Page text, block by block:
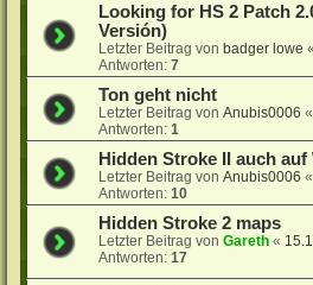
Looking for HS 2 Patch
Versión)
Letzter Beitrag vonbadger lowe
Antworten:7
Ton geht nicht
Letzter Beitrag vonAnubis0006
Antworten:1
Hidden Stroke II auch
Letzter Beitrag vonAnubis0006
Antworten:10
Hidden Stroke 2 maps
Letzter Beitrag vonGareth «
Antworten:17